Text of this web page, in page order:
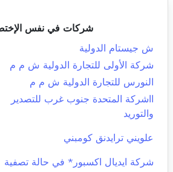
شركات في نفس
ش جيستام الدولية
شركة الأولى للتجارة الدولية ش م م
النورس للتجارة الدولية ش م م
ااشركة المتحدة جنوب غرب للتصدير
والتوريد
علويني ترايدنق كومبني
شركة ايديال اكسبور* في حالة تصفية